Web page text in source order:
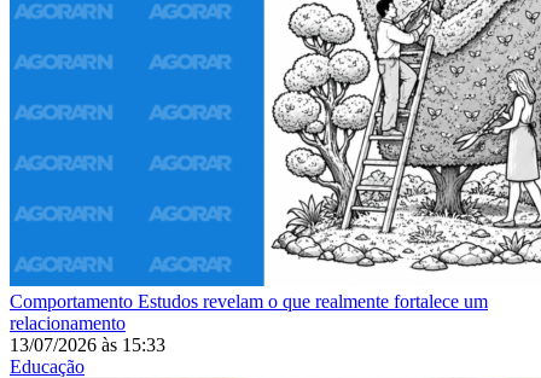
Comportamento Estudos revelam o que realmente fortalece um
relacionamento
13/07/2026 às 15:33
Educação